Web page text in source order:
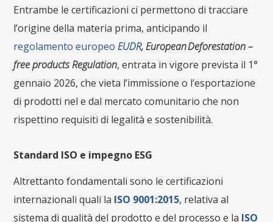
Entrambe le certificazioni ci permettono di tracciare
l’origine della materia prima, anticipando il
regolamento europeoEUDR, European Deforestation –
free products Regulation, entrata in vigore prevista il 1°
gennaio 2026, che vieta l’immissione o l’esportazione
di prodotti nel e dal mercato comunitario che non
rispettino requisiti di legalità e sostenibilità.
Standard ISO e impegno ESG
Altrettanto fondamentali sono le certificazioni
internazionali quali la ISO 9001:2015, relativa al
sistema di qualità del prodotto e del processo e la ISO